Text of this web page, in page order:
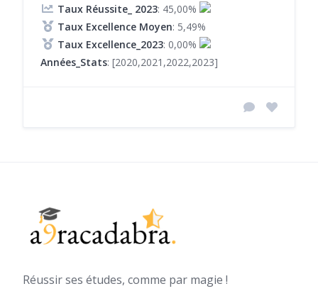
Taux Réussite_ 2023: 45,00%
Taux Excellence Moyen: 5,49%
Taux Excellence_2023: 0,00%
Années_Stats: [2020,2021,2022,2023]
Réussir ses études, comme par magie !